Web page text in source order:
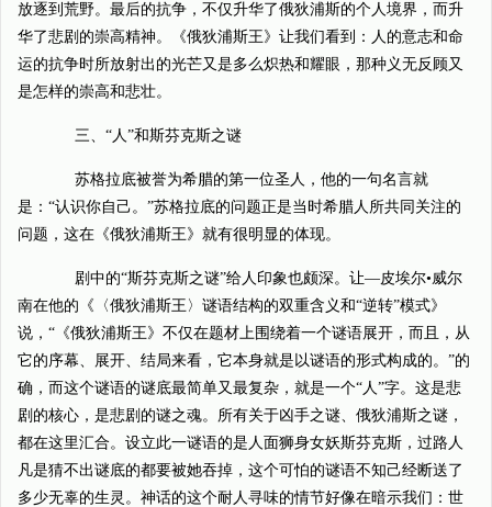
放逐到荒野。最后的抗争，不仅升华了俄狄浦斯的个人境界，而升
华了悲剧的崇高精神。《俄狄浦斯王》让我们看到：人的意志和命
运的抗争时所放射出的光芒又是多么炽热和耀眼，那种义无反顾又
是怎样的崇高和悲壮。
三、“人”和斯芬克斯之谜
苏格拉底被誉为希腊的第一位圣人，他的一句名言就
是：“认识你自己。”苏格拉底的问题正是当时希腊人所共同关注的
问题，这在《俄狄浦斯王》就有很明显的体现。
剧中的“斯芬克斯之谜”给人印象也颇深。让—皮埃尔•威尔
南在他的《〈俄狄浦斯王〉谜语结构的双重含义和“逆转”模式》
说，“《俄狄浦斯王》不仅在题材上围绕着一个谜语展开，而且，从
它的序幕、展开、结局来看，它本身就是以谜语的形式构成的。”的
确，而这个谜语的谜底最简单又最复杂，就是一个“人”字。这是悲
剧的核心，是悲剧的谜之魂。所有关于凶手之谜、俄狄浦斯之谜，
都在这里汇合。设立此一谜语的是人面狮身女妖斯芬克斯，过路人
凡是猜不出谜底的都要被她吞掉，这个可怕的谜语不知己经断送了
多少无辜的生灵。神话的这个耐人寻味的情节好像在暗示我们：世